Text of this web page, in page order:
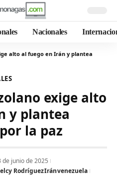
Nacionales
alto al fuego en Irán y plantea
exige alto
y plantea
la paz
de junio de 2025
RodríguezIránvenezuela